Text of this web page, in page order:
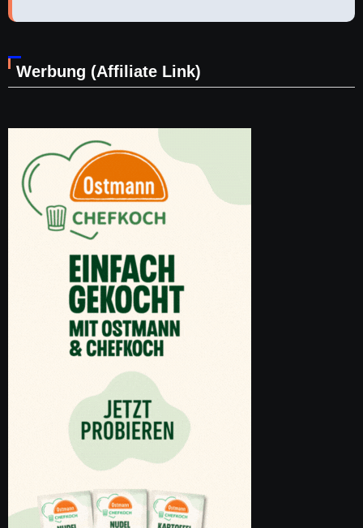
Werbung (Affiliate Link)